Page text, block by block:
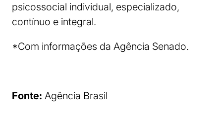
psicossocial individual, especializado,
contínuo e integral.
*Com informações da Agência Senado.
Fonte: Agência Brasil